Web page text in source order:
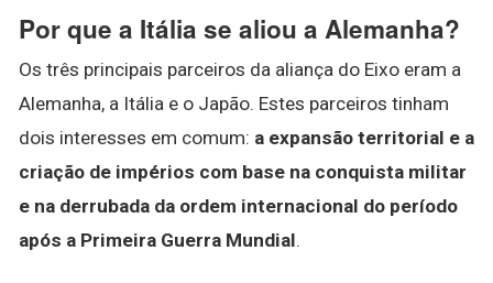
Por que a Itália se aliou a Alemanha?
Os três principais parceiros da aliança do Eixo eram a
Alemanha, a Itália e o Japão. Estes parceiros tinham
dois interesses em comum: a expansão territorial e a
criação de impérios com base na conquista militar
e na derrubada da ordem internacional do período
após a Primeira Guerra Mundial.